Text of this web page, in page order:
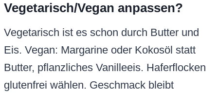
Vegetarisch/Vegan anpassen?
Vegetarisch ist es schon durch Butter und
Eis. Vegan: Margarine oder Kokosöl statt
Butter, pflanzliches Vanilleeis. Haferflocken
glutenfrei wählen. Geschmack bleibt